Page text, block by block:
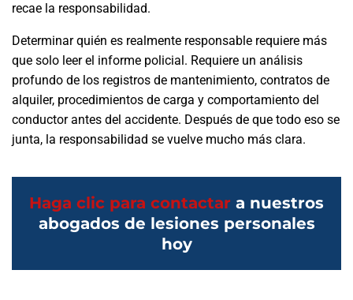
recae la responsabilidad.
Determinar quién es realmente responsable requiere más
que solo leer el informe policial. Requiere un análisis
profundo de los registros de mantenimiento, contratos de
alquiler, procedimientos de carga y comportamiento del
conductor antes del accidente. Después de que todo eso se
junta, la responsabilidad se vuelve mucho más clara.
Haga clic para contactar a nuestros
abogados de lesiones personales
hoy